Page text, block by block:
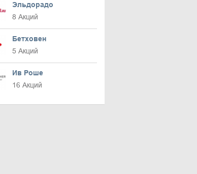
Эльдорадо
8 Акций
Бетховен
5 Акций
Ив Роше
16 Акций